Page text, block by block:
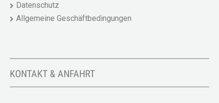
Datenschutz
Allgemeine Geschäftbedingungen
KONTAKT & ANFAHRT